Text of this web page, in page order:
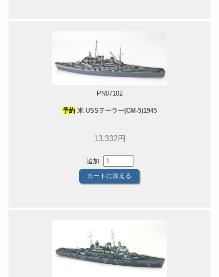
PN07102
予約米 USSテーラー(CM-5)1945
13,332円
追加: